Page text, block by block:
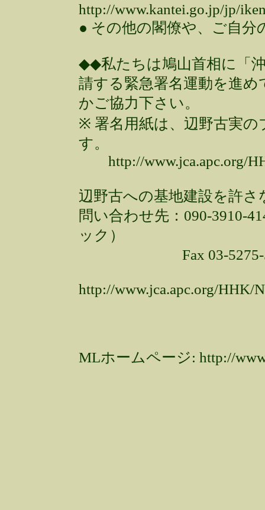
http://www.kantei.go.jp/jp/
● その他の閣僚や、ご自分
◆◆私たちは鳩山首相に「
請する緊急署名運動を進
かご協力下さい。
※ 署名用紙は、辺野古実
す。
http://www.jca.apc.org/
辺野古への基地建設を許さ
問い合わせ先：090-3910-
ック）
Fax 03-5275-5989
http://www.jca.apc.org/HHK/
MLホームページ: http://